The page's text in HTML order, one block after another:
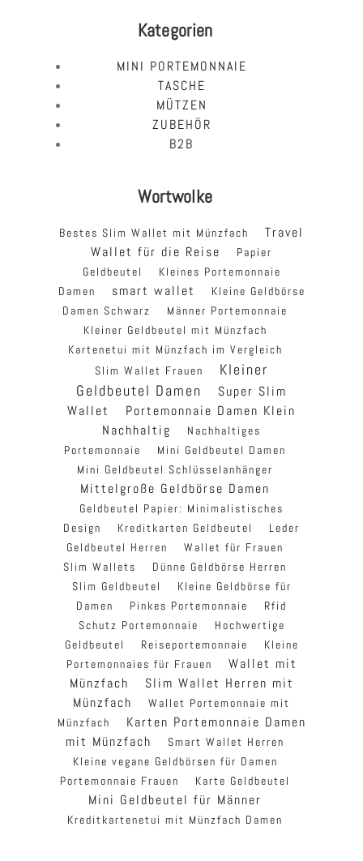
Kategorien
MINI PORTEMONNAIE
TASCHE
MÜTZEN
ZUBEHÖR
B2B
Wortwolke
Bestes Slim Wallet mit Münzfach
Travel
Wallet für die Reise
Papier
Geldbeutel
Kleines Portemonnaie
Damen
smart wallet
Kleine Geldbörse
Damen Schwarz
Männer Portemonnaie
Kleiner Geldbeutel mit Münzfach
Kartenetui mit Münzfach im Vergleich
Slim Wallet Frauen
Kleiner
Geldbeutel Damen
Super Slim
Wallet
Portemonnaie Damen Klein
Nachhaltig
Nachhaltiges
Portemonnaie
Mini Geldbeutel Damen
Mini Geldbeutel Schlüsselanhänger
Mittelgroße Geldbörse Damen
Geldbeutel Papier: Minimalistisches
Design
Kreditkarten Geldbeutel
Leder
Geldbeutel Herren
Wallet für Frauen
Slim Wallets
Dünne Geldbörse Herren
Slim Geldbeutel
Kleine Geldbörse für
Damen
Pinkes Portemonnaie
Rfid
Schutz Portemonnaie
Hochwertige
Geldbeutel
Reiseportemonnaie
Kleine
Portemonnaies für Frauen
Wallet mit
Münzfach
Slim Wallet Herren mit
Münzfach
Wallet Portemonnaie mit
Münzfach
Karten Portemonnaie Damen
mit Münzfach
Smart Wallet Herren
Kleine vegane Geldbörsen für Damen
Portemonnaie Frauen
Karte Geldbeutel
Mini Geldbeutel für Männer
Kreditkartenetui mit Münzfach Damen